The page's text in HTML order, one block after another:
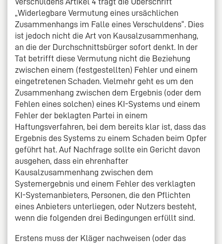
„Widerlegbare Vermutung eines ursächlichen
Zusammenhangs im Falle eines Verschuldens“. Dies
ist jedoch nicht die Art von Kausalzusammenhang,
an die der Durchschnittsbürger sofort denkt. In der
Tat betrifft diese Vermutung nicht die Beziehung
zwischen einem (festgestellten) Fehler und einem
eingetretenen Schaden. Vielmehr geht es um den
Zusammenhang zwischen dem Ergebnis (oder dem
Fehlen eines solchen) eines KI-Systems und einem
Fehler der beklagten Partei in einem
Haftungsverfahren, bei dem bereits klar ist, dass das
Ergebnis des Systems zu einem Schaden beim Opfer
geführt hat. Auf Nachfrage sollte ein Gericht davon
ausgehen, dass ein ehrenhafter
Kausalzusammenhang zwischen dem
Systemergebnis und einem Fehler des verklagten
KI-Systemanbieters, Personen, die den Pflichten
eines Anbieters unterliegen, oder Nutzers besteht,
wenn die folgenden drei Bedingungen erfüllt sind.
Erstens muss der Kläger nachweisen (oder das